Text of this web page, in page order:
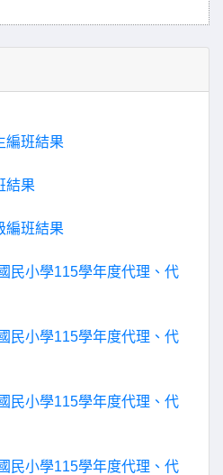
編班結果
結果
編班結果
民小學115學年度代理、代
民小學115學年度代理、代
民小學115學年度代理、代
民小學115學年度代理、代